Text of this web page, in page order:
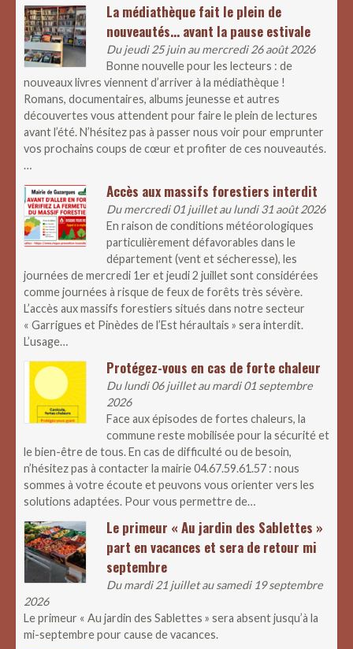
La médiathèque fait le plein de
nouveautés… avant la pause estivale
Du jeudi 25 juin au mercredi 26 août 2026
Bonne nouvelle pour les lecteurs : de
nouveaux livres viennent d’arriver à la médiathèque !
Romans, documentaires, albums jeunesse et autres
découvertes vous attendent pour faire le plein de lectures
avant l’été. N’hésitez pas à passer nous voir pour emprunter
vos prochains coups de cœur et profiter de ces nouveautés.
…
Accès aux massifs forestiers interdit
Du mercredi 01 juillet au lundi 31 août 2026
En raison de conditions météorologiques
particulièrement défavorables dans le
département (vent et sécheresse), les
journées de mercredi 1er et jeudi 2 juillet sont considérées
comme journées à risque de feux de forêts très sévère.
L’accès aux massifs forestiers situés dans notre secteur
« Garrigues et Pinèdes de l’Est héraultais » sera interdit.
L’usage…
Protégez-vous en cas de forte chaleur
Du lundi 06 juillet au mardi 01 septembre
2026
Face aux épisodes de fortes chaleurs, la
commune reste mobilisée pour la sécurité et
le bien-être de tous. En cas de difficulté ou de besoin,
n’hésitez pas à contacter la mairie 04.67.59.61.57 : nous
sommes à votre écoute et peuvons vous orienter vers les
solutions adaptées. Pour vous permettre de…
Le primeur « Au jardin des Sablettes »
part en vacances et sera de retour mi
septembre
Du mardi 21 juillet au samedi 19 septembre
2026
Le primeur « Au jardin des Sablettes » sera absent jusqu’à la
mi-septembre pour cause de vacances.